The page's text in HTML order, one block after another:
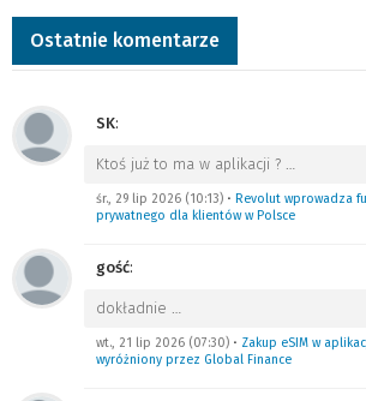
Ostatnie komentarze
SK:
Ktoś już to ma w aplikacji ? …
śr., 29 lip 2026 (10:13) • Revolut wprowadza
prywatnego dla klientów w Polsce
gość:
dokładnie …
wt., 21 lip 2026 (07:30) • Zakup eSIM w
wyróżniony przez Global Finance